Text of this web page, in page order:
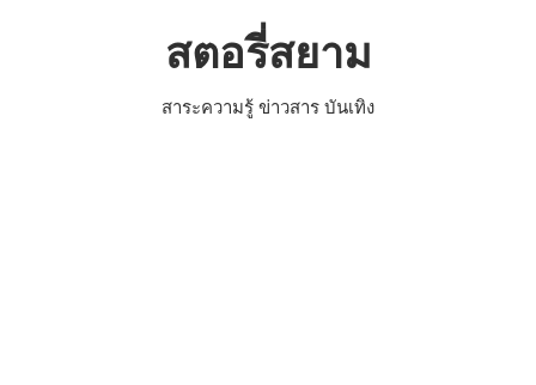
สตอรี่สยาม
สาระความรู้ ข่าวสาร บันเทิง